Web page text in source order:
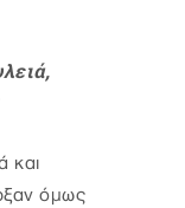
και
όμως